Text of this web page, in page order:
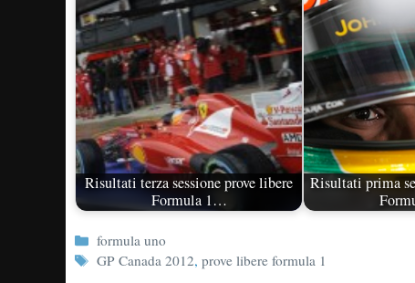
Risultati terza sessione prove libere
Formula 1…
Risultati prima
Categorie
formula uno
Tag
GP Canada 2012,prove libere formula 1